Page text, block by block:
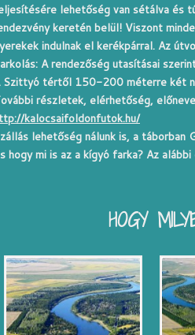
lehetőség van sétálva és
keretén belül! Viszont
indulnak el kerékpárral. Az
A rendezőség utasításai
Szittyó tértől 150-200 méterre két
részletek, elérhetőség,
kalocsaifoldonfutok.hu/
lehetőség nálunk is, a táborban
hogy mi is az a kígyó farka? Az
HOGY